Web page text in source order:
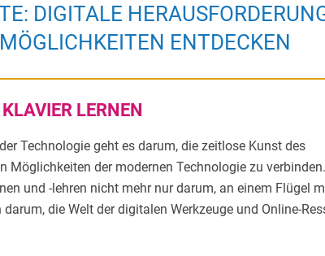
DIGITALE
ENTDECKEN
LERNEN
Technologie geht es darum, die zeitlose Kunst des
Möglichkeiten der modernen Technologie zu
und -lehren nicht mehr nur darum, an einem Flügel
die Welt der digitalen Werkzeuge und Online-